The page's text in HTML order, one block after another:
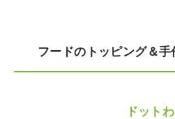
フードのトッピング＆手
ドット